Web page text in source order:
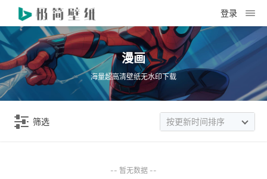
登录
漫画
海量超高清壁纸无水印下载
筛选 按更新时间排序
-- 暂无数据 --